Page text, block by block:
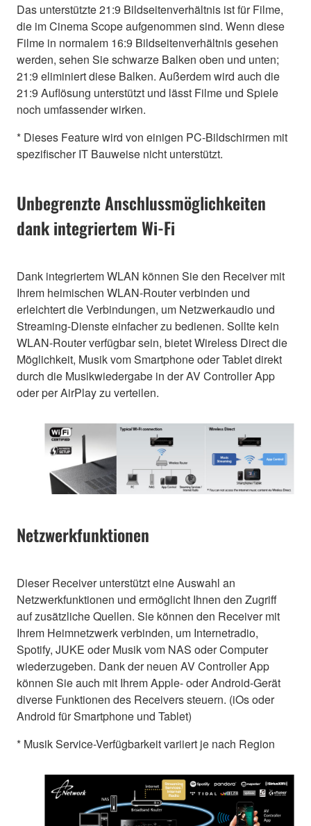
Das unterstützte 21:9 Bildseitenverhältnis ist für Filme,
die im Cinema Scope aufgenommen sind. Wenn diese
Filme in normalem 16:9 Bildseitenverhältnis gesehen
werden, sehen Sie schwarze Balken oben und unten;
21:9 eliminiert diese Balken. Außerdem wird auch die
21:9 Auflösung unterstützt und lässt Filme und Spiele
noch umfassender wirken.
* Dieses Feature wird von einigen PC-Bildschirmen mit
spezifischer IT Bauweise nicht unterstützt.
Unbegrenzte Anschlussmöglichkeiten
dank integriertem Wi-Fi
Dank integriertem WLAN können Sie den Receiver mit
Ihrem heimischen WLAN-Router verbinden und
erleichtert die Verbindungen, um Netzwerkaudio und
Streaming-Dienste einfacher zu bedienen. Sollte kein
WLAN-Router verfügbar sein, bietet Wireless Direct die
Möglichkeit, Musik vom Smartphone oder Tablet direkt
durch die Musikwiedergabe in der AV Controller App
oder per AirPlay zu verteilen.
Netzwerkfunktionen
Dieser Receiver unterstützt eine Auswahl an
Netzwerkfunktionen und ermöglicht Ihnen den Zugriff
auf zusätzliche Quellen. Sie können den Receiver mit
Ihrem Heimnetzwerk verbinden, um Internetradio,
Spotify, JUKE oder Musik vom NAS oder Computer
wiederzugeben. Dank der neuen AV Controller App
können Sie auch mit Ihrem Apple- oder Android-Gerät
diverse Funktionen des Receivers steuern. (iOs oder
Android für Smartphone und Tablet)
* Musik Service-Verfügbarkeit variiert je nach Region